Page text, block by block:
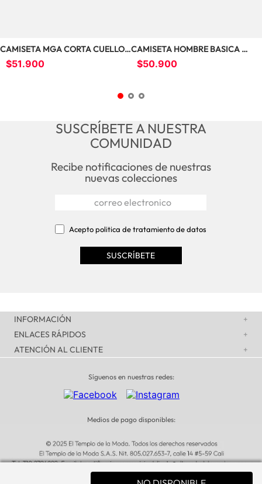
CAMISETA MGA CORTA CUELLO
REDONDO CON ES U24084
$51.900
CAMISETA HOMBRE BASICA
OVERSIZE  BOXIFIT U24046
$50.900
SUSCRÍBETE A NUESTRA
COMUNIDAD
Recibe notificaciones de nuestras
nuevas colecciones
Acepto politica de tratamiento de datos
INFORMACIÓN
+
ENLACES RÁPIDOS
+
ATENCIÓN AL CLIENTE
+
Síguenos en nuestras redes:
Medios de pago disponibles: